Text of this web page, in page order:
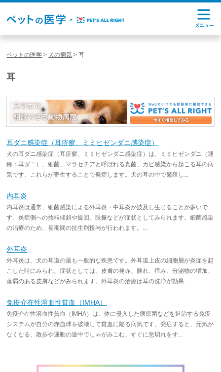
ペットの医学 >犬の病気 >耳
耳
耳ダニ感染症（耳疥癬、ミミヒゼンダニ感染症）
犬の耳ダニ感染症（耳疥癬、ミミヒゼンダニ感染症）は、ミミヒゼンダニ（通
称：耳ダニ）、細菌、マラセチアと呼ばれる真菌、カビ感染から起こる耳の病
気です。これらが寄生することで発症します。犬の耳の中で繁殖し...
内耳炎
内耳炎は通常、細菌感染による外耳炎・中耳炎が波及し生じることが多いで
す。炎症側への捻転傾斜や旋回、眼振などが症状としてみられます。細菌感染
の治療のため、長期間の抗生剤投与が行われます。...
外耳炎
外耳炎は、犬の耳道の最も一般的な疾患です。外耳道上皮の細胞層が炎症を起
こした時にみられ、症状としては、皮膚の発赤、腫れ、痒み、分泌物の増加、
落屑のある皮膚などがみられます。外耳炎の治療は耳の洗浄が効果...
免疫介在性溶血性貧血（IMHA）
免疫介在性溶血性貧血（IMHA）は、体に侵入した病原菌などを退治する免疫
システムが自分の赤血球を破壊して貧血に陥る病気です。発症すると、元気が
なくなる、散歩や運動の途中でしゃがみこむ、すぐに息切れをす...